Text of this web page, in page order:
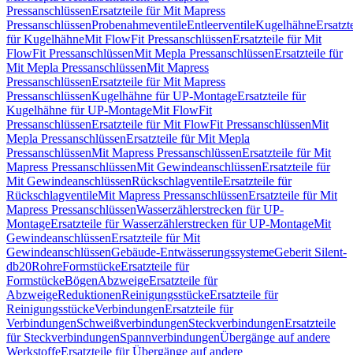
PressanschlüssenErsatzteile für Mit Mapress
PressanschlüssenProbenahmeventileEntleerventileKugelhähne
für KugelhähneMit FlowFit PressanschlüssenErsatzteile für Mit
FlowFit PressanschlüssenMit Mepla PressanschlüssenErsatzteile für
Mit Mepla PressanschlüssenMit Mapress
PressanschlüssenErsatzteile für Mit Mapress
PressanschlüssenKugelhähne für UP-MontageErsatzteile für
Kugelhähne für UP-MontageMit FlowFit
PressanschlüssenErsatzteile für Mit FlowFit PressanschlüssenMit
Mepla PressanschlüssenErsatzteile für Mit Mepla
PressanschlüssenMit Mapress PressanschlüssenErsatzteile für Mit
Mapress PressanschlüssenMit GewindeanschlüssenErsatzteile für
Mit GewindeanschlüssenRückschlagventileErsatzteile für
RückschlagventileMit Mapress PressanschlüssenErsatzteile für Mit
Mapress PressanschlüssenWasserzählerstrecken für UP-
MontageErsatzteile für Wasserzählerstrecken für UP-MontageMit
GewindeanschlüssenErsatzteile für Mit
GewindeanschlüssenGebäude-EntwässerungssystemeGeberit Silent-
db20RohreFormstückeErsatzteile für
FormstückeBögenAbzweigeErsatzteile für
AbzweigeReduktionenReinigungsstückeErsatzteile für
ReinigungsstückeVerbindungenErsatzteile für
VerbindungenSchweißverbindungenSteckverbindungenErsatzteile
für SteckverbindungenSpannverbindungenÜbergänge auf andere
WerkstoffeErsatzteile für Übergänge auf andere